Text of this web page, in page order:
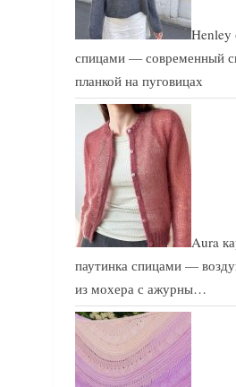
Henley
спицами — современный
планкой на пуговицах
Aura
паутинка спицами —
из мохера с ажурны…